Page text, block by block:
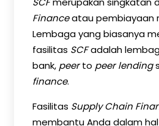
Financeatau pembiayaan
Lembaga yang biasanya
fasilitas SCFadalah
bank, peerto peer lending
finance.
Fasilitas Supply Chain
membantu Anda dalam